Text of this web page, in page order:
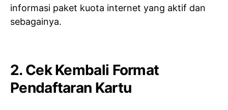
informasi paket kuota internet yang aktif dan
sebagainya.
2. Cek Kembali Format
Pendaftaran Kartu